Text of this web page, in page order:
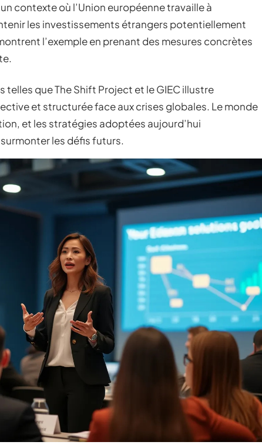
contexte où l’Union européenne travaille à
les investissements étrangers potentiellement
l’exemple en prenant des mesures concrètes
que The Shift Project et le GIEC illustre
et structurée face aux crises globales. Le monde
et les stratégies adoptées aujourd’hui
les défis futurs.